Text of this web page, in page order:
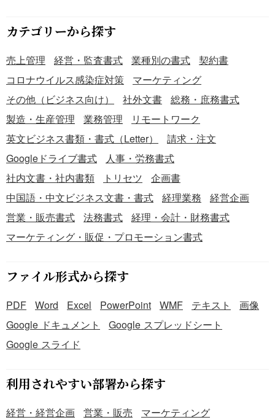
カテゴリーから探す
売上管理 経営・監査書式 業種別の書式
契約書
コロナウイルス感染症対策
マーケティング
その他（ビジネス向け）
社外文書
総務・庶務書式
製造・生産管理
業務管理
リモートワーク
英文ビジネス書類・書式（Letter）
請求・注文
Googleドライブ書式
人事・労務書式
社内文書・社内書類
トリセツ
企画書
中国語・中文ビジネス文書・書式
経理業務
経営企画
営業・販売書式
法務書式
経理・会計・財務書式
マーケティング・販促・プロモーション書式
ファイル形式から探す
PDF Word Excel PowerPoint WMF テキスト
画像
Google ドキュメント
Google スプレッドシート
Google スライド
利用されやすい部署から探す
経営・経営企画 営業・販売
マーケティング